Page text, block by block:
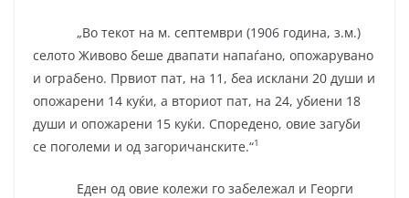
„Во текот на м. септември (1906 година, з.м.)
селото Живово беше двапати напаѓано, опожарувано
и ограбено. Првиот пат, на 11, беа исклани 20 души и
опожарени 14 куќи, а вториот пат, на 24, убиени 18
души и опожарени 15 куќи. Споредено, овие загуби
се поголеми и од загоричанските.“1
Еден од овие колежи го забележал и Георги